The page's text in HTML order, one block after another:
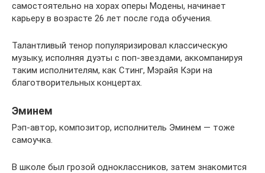
самостоятельно на хорах оперы Модены, начинает
карьеру в возрасте 26 лет после года обучения.
Талантливый тенор популяризировал классическую
музыку, исполняя дуэты с поп-звездами, аккомпанируя
таким исполнителям, как Стинг, Мэрайя Кэри на
благотворительных концертах.
Эминем
Рэп-автор, композитор, исполнитель Эминем — тоже
самоучка.
В школе был грозой одноклассников, затем знакомится